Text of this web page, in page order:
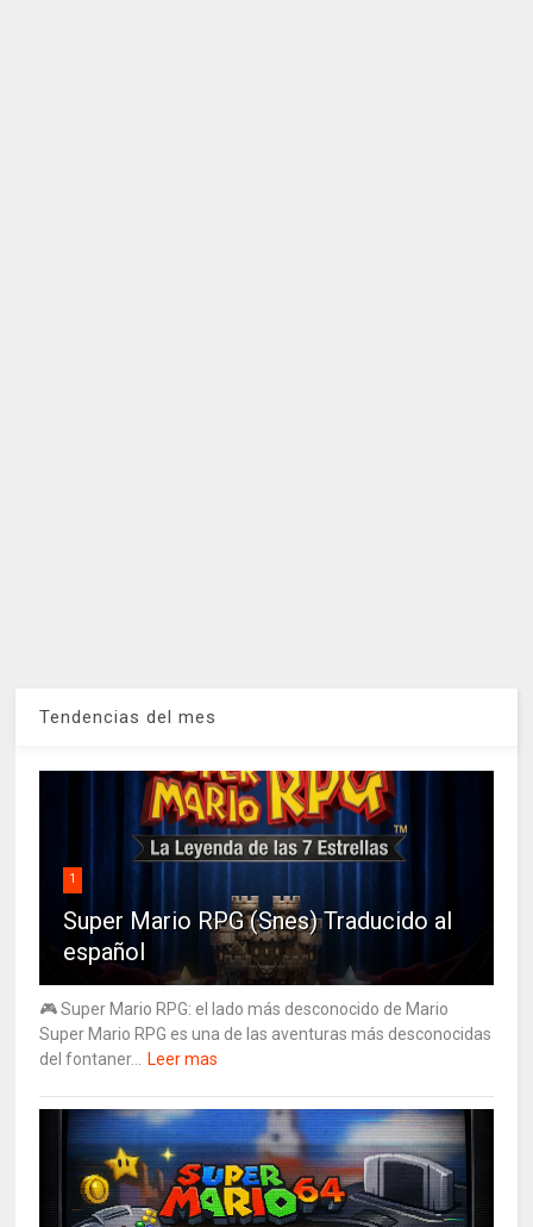
Tendencias del mes
1
Super Mario RPG (Snes) Traducido al
español
🎮 Super Mario RPG: el lado más desconocido de Mario
Super Mario RPG es una de las aventuras más desconocidas
del fontaner...
Leer mas